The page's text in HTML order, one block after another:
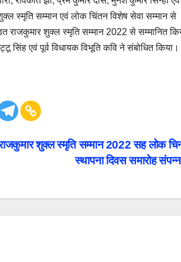
स्मृति सम्मान एवं लोक चिंतन विशेष सेवा सम्मान से
राजकुमार शुक्ल स्मृति सम्मान 2022 से सम्मानित
सिंह एवं पूर्व विधायक विभूति कवि ने संबोधित किया।
शुक्ल स्मृति सम्मान 2022 सह लोक
स्थापना दिवस समारोह संपन्न